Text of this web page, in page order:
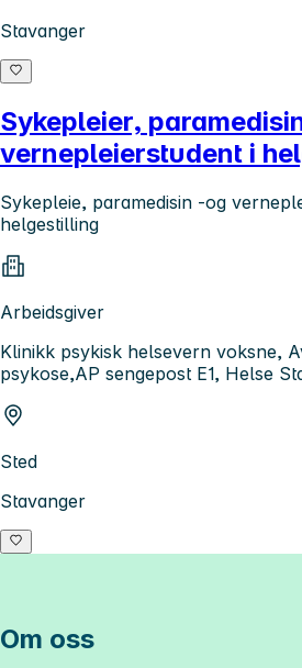
Stavanger
Sykepleier,
vernepleierstudent i
Sykepleie, paramedisin -og
helgestilling
Arbeidsgiver
Klinikk psykisk helsevern voksne,
psykose,AP sengepost E1, Helse
Sted
Stavanger
Om oss